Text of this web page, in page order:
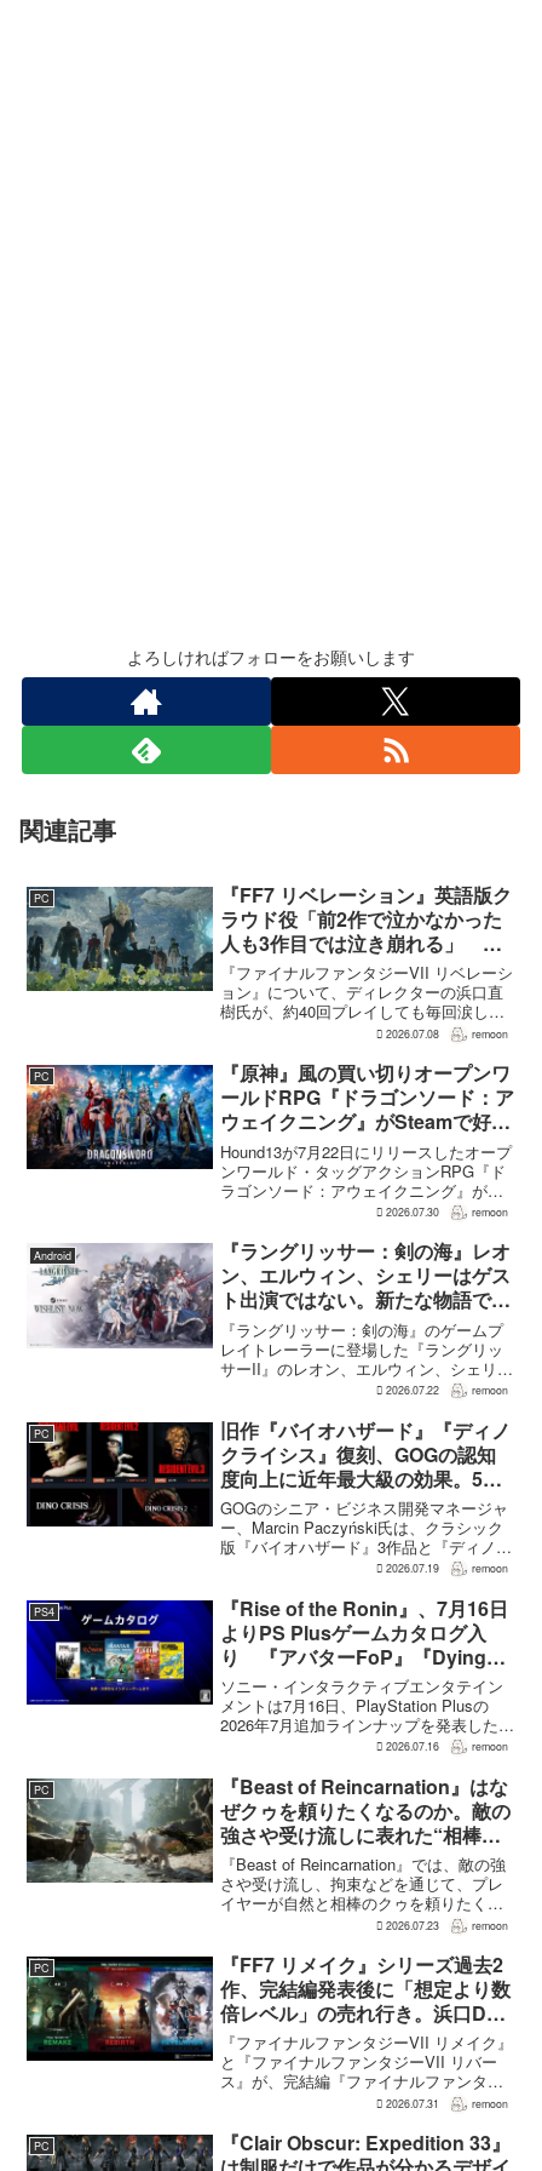
よろしければフォローをお願いします
関連記事
PC
『FF7 リベレーション』英語版ク
ラウド役「前2作で泣かなかった
人も3作目では泣き崩れる」 浜
口Dも約40回泣いたクラウドの重
要場面に言及
『ファイナルファンタジーVII リベレーシ
ョン』について、ディレクターの浜口直
樹氏が、約40回プレイしても毎回涙した
というクラウドの重要な場面について語
氏も、「最初の2作で泣かなかった人も...
2026.07.08 remoon
PC
『原神』風の買い切りオープンワ
ールドRPG『ドラゴンソード：ア
ウェイクニング』がSteamで好発
進。価格3,480円、レビュー5,000
件超で約90％好評
Hound13が7月22日にリリースしたオープ
ンワールド・タッグアクションRPG『ド
ラゴンソード：アウェイクニング』が、
Steamで好調なスタートを切った。7月30
ユーザーレビューは5,710件に達し、う...
2026.07.30 remoon
Android
『ラングリッサー：剣の海』レオ
ン、エルウィン、シェリーはゲス
ト出演ではない。新たな物語で重
要な役割を担う
『ラングリッサー：剣の海』のゲームプ
レイトレーラーに登場した『ラングリッ
サーII』のレオン、エルウィン、シェリー
は、単なるファンサービスやゲスト出演
を担う。ファミ通のメールインタビュー
で本作のプロデューサ...
2026.07.22 remoon
PC
旧作『バイオハザード』『ディノ
クライシス』復刻、GOGの認知
度向上に近年最大級の効果。5作
品は90％超の肯定的評価
GOGのシニア・ビジネス開発マネージャ
ー、Marcin Paczyński氏は、クラシック
版『バイオハザード』3作品と『ディノク
ライシス』2作品の復刻が、近年のGOG
上に認知度向上へ貢献したと語った。現
在...
2026.07.19 remoon
PS4
『Rise of the Ronin』、7月16日
よりPS Plusゲームカタログ入
り 『アバターFoP』『Dying
Light』なども順次配信
ソニー・インタラクティブエンタテイン
メントは7月16日、PlayStation Plusの
2026年7月追加ラインナップを発表した。
幕末の日本を舞台とするTeam NINJAのオ
the Ron...
2026.07.16 remoon
PC
『Beast of Reincarnation』はな
ぜクゥを頼りたくなるのか。敵の
強さや受け流しに表れた“相棒と
の共闘”設計
『Beast of Reincarnation』では、敵の強
さや受け流し、拘束などを通じて、プレ
イヤーが自然と相棒のクゥを頼りたくな
る戦闘が設計されている。そうした設計
ナリオライターを務めるゲームフリー
ク...
2026.07.23 remoon
PC
『FF7 リメイク』シリーズ過去2
作、完結編発表後に「想定より数
倍レベル」の売れ行き。浜口Dが
明かす
『ファイナルファンタジーVII リメイク』
と『ファイナルファンタジーVII リバー
ス』が、完結編『ファイナルファンタジ
ーVII リベレーション』の発表後、「我々
ると、シリーズディレクターの浜口直樹
氏がAU...
2026.07.31 remoon
PC
『Clair Obscur: Expedition 33』